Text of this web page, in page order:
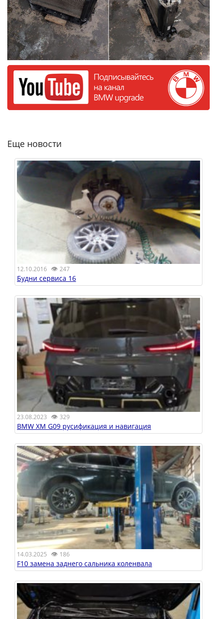
Еще новости
12.10.2016 👁 247
Будни сервиса 16
23.08.2023 👁 329
BMW XM G09 русификация и навигация
14.03.2025 👁 186
F10 замена заднего сальника коленвала